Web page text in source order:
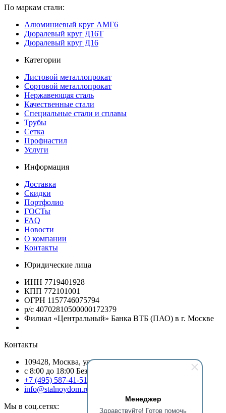
Менеджер
Здравствуйте! Готов помочь
По маркам стали:
Алюминиевый круг АМГ6
Дюралевый круг Д16Т
Дюралевый круг Д16
Категории
Листовой металлопрокат
Сортовой металлопрокат
Нержавеющая сталь
Качественные стали
Специальные стали и сплавы
Трубы
Сетка
Профнастил
Услуги
Информация
Доставка
Скидки
Портфолио
ГОСТы
FAQ
Новости
О компании
Контакты
Юридические лица
ИНН 7719401928
КПП 772101001
ОГРН 1157746075794
р/с 40702810500000172379
Филиал «Центральный» Банка ВТБ (ПАО) в г. Москве
Контакты
109428, Москва, ул.Стахановская, д.19/54, оф.13
c 8:00 до 18:00 Без выходных
+7 (495) 587-41-51
info@stalnoydom.ru
Мы в соц.сетях: